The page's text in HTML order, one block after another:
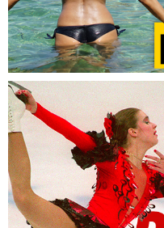
Tajná policie špehovala